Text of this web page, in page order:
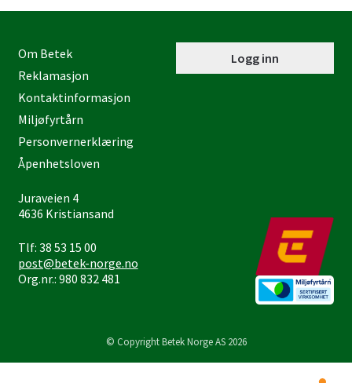
Logg inn
Juraveien 4
4636 Kristiansand
Tlf: 38 53 15 00
post@betek-norge.no
Org.nr.: 980 832 481
Om Betek
Reklamasjon
Kontaktinformasjon
Miljøfyrtårn
Personvernerklæring
Åpenhetsloven
© Copyright Betek Norge AS 2026